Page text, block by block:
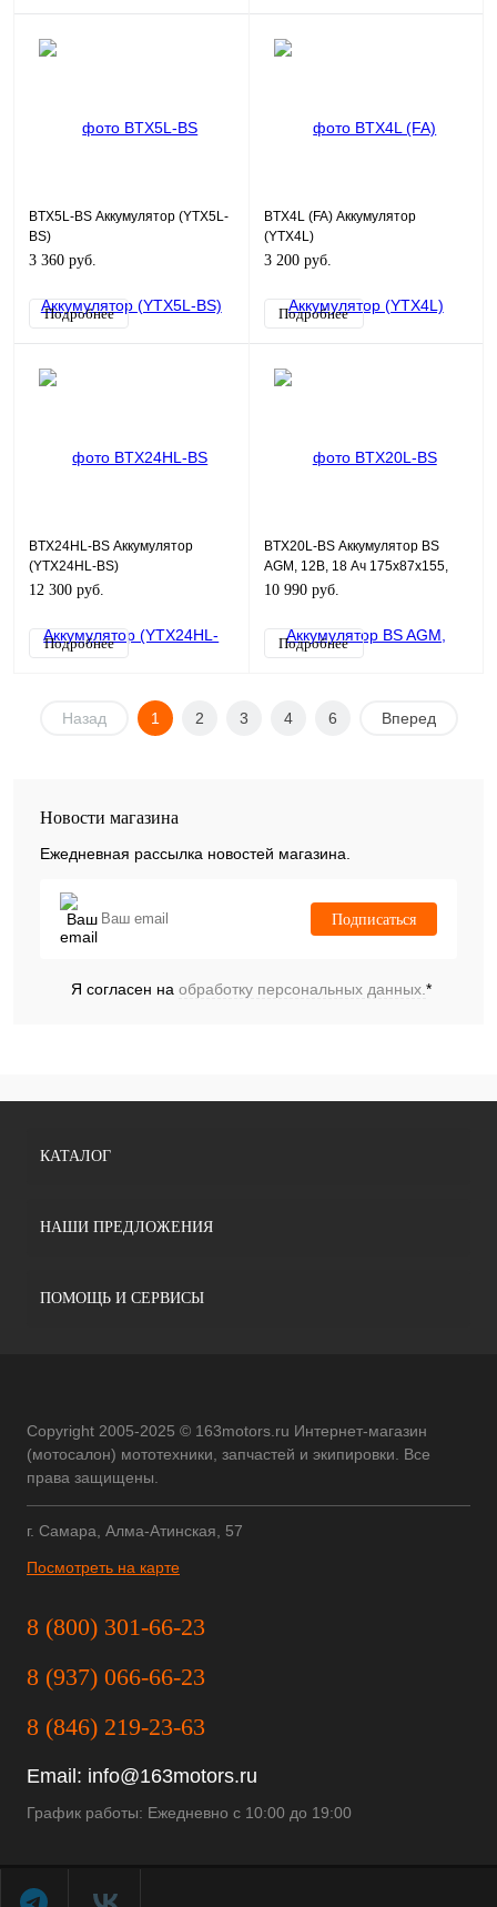
BTX5L-BS Аккумулятор (YTX5L-
BS)
3 360 руб.
Подробнее
BTX4L (FA) Аккумулятор
(YTX4L)
3 200 руб.
Подробнее
BTX24HL-BS Аккумулятор
(YTX24HL-BS)
12 300 руб.
Подробнее
BTX20L-BS Аккумулятор BS
AGM, 12В, 18 Ач 175x87x155,
обратная ( -/+ ), (YTX20L-BS)
10 990 руб.
Подробнее
Назад 1 2 3 4 6 Вперед
Новости магазина
Ежедневная рассылка новостей магазина.
Подписаться
Я согласен на обработку персональных данных.*
КАТАЛОГ
НАШИ ПРЕДЛОЖЕНИЯ
ПОМОЩЬ И СЕРВИСЫ
Copyright 2005-2025 © 163motors.ru Интернет-магазин
(мотосалон) мототехники, запчастей и экипировки. Все
права защищены.
г. Самара, Алма-Атинская, 57
Посмотреть на карте
8 (800) 301-66-23
8 (937) 066-66-23
8 (846) 219-23-63
Email: info@163motors.ru
График работы: Ежедневно с 10:00 до 19:00